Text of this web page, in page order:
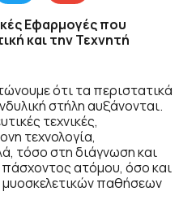
Εφαρμογές που
και την Τεχνητή
ότι τα περιστατικά
στήλη αυξάνονται.
τεχνικές,
τεχνολογία,
τόσο στη διάγνωση και
ατόμου, όσο και
παθήσεων